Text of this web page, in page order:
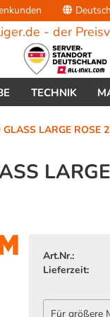
Passwort
TECHNIK
LARGE ROSE
Art.Nr.:
Lieferzeit:
Für größere